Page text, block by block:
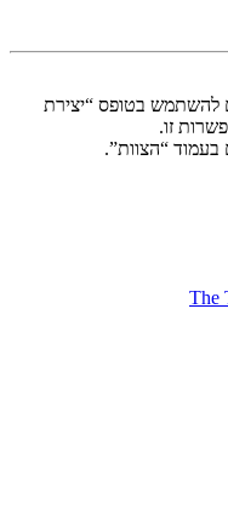
להשתמש בטופס “יצירת
זו.
“הצוות”.